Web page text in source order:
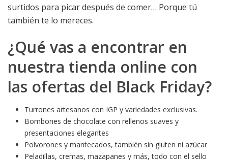
surtidos para picar después de comer… Porque tú
también te lo mereces.
¿Qué vas a encontrar en
nuestra tienda online con
las ofertas del Black Friday?
Turrones artesanos con IGP y variedades exclusivas.
Bombones de chocolate con rellenos suaves y
presentaciones elegantes
Polvorones y mantecados, también sin gluten ni azúcar
Peladillas, cremas, mazapanes y más, todo con el sello